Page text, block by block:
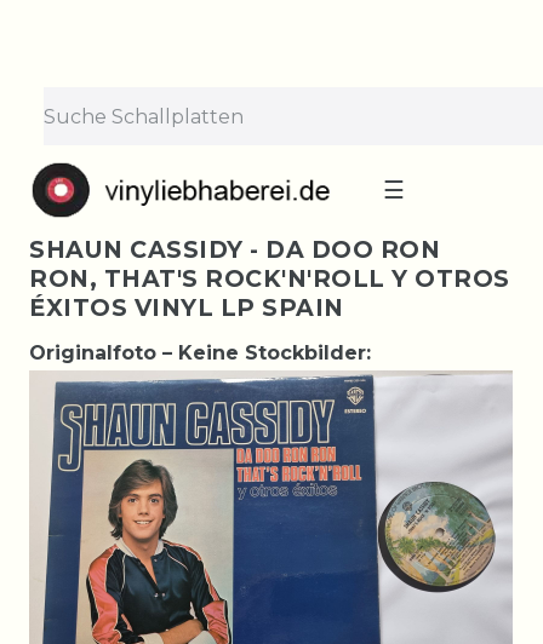
☰
SHAUN CASSIDY - DA DOO RON
RON, THAT'S ROCK'N'ROLL Y OTROS
ÉXITOS VINYL LP SPAIN
Originalfoto – Keine Stockbilder: